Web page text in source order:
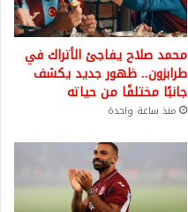
محمد صلاح يفاجئ الأتراك في
طرابزون.. ظهور جديد يكشف
جانبًا مختلفًا من حياته
منذ ساعة واحدة